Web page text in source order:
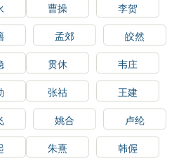
曹操
李贺
孟郊
皎然
贯休
韦庄
张祜
王建
姚合
卢纶
朱熹
韩偓